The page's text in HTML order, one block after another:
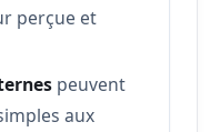
perçue et
peuvent
aux